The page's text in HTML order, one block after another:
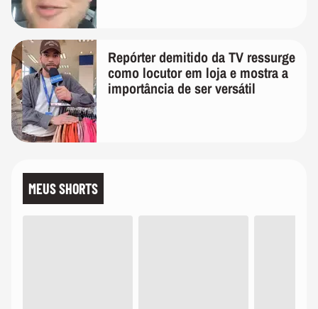
Repórter demitido da TV ressurge
como locutor em loja e mostra a
importância de ser versátil
MEUS SHORTS